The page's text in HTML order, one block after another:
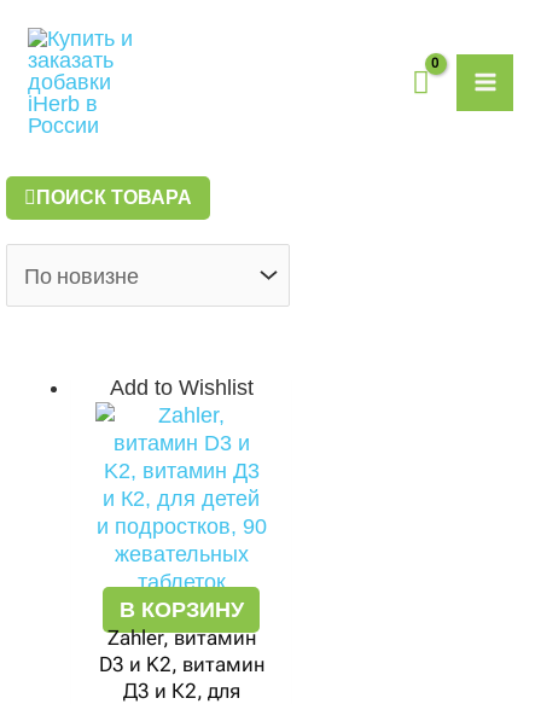
содержимому
ПОИСК ТОВАРА
Add to Wishlist
В КОРЗИНУ
Zahler, витамин
D3 и K2, витамин
Д3 и К2, для